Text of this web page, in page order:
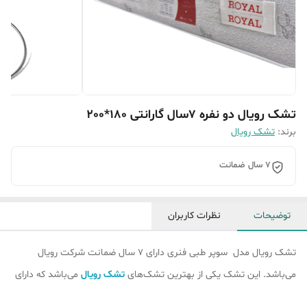
تشک رویال دو نفره 7سال گارانتی 180*200
برند: تشک رویال
7 سال ضمانت
توضیحات نظرات کاربران
تشک رویال مدل سوپر طبی فنری دارای 7 سال ضمانت شرکت رویال
می‌باشد. این تشک یکی از بهترین تشک‌های تشک رویال می‌باشد که دارای